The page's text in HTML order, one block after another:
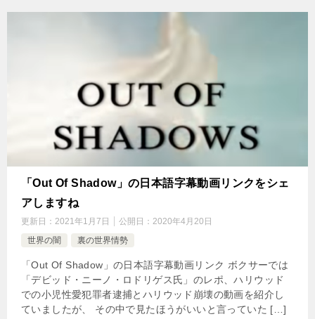
「Out Of Shadow」の日本語字幕動画リンクをシェ
アしますね
更新日： 2021年1月7日 公開日： 2020年4月20日
世界の闇
裏の世界情勢
「Out Of Shadow」の日本語字幕動画リンク ボクサーでは
「デビッド・ニーノ・ロドリゲス氏」のレポ、ハリウッド
での小児性愛犯罪者逮捕とハリウッド崩壊の動画を紹介し
ていましたが、 その中で見たほうがいいと言っていた […]